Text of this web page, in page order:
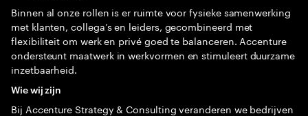
Binnen al onze rollen is er ruimte voor fysieke samenwerking
met klanten, collega’s en leiders, gecombineerd met
flexibiliteit om werk en privé goed te balanceren. Accenture
ondersteunt maatwerk in werkvormen en stimuleert duurzame
inzetbaarheid.
Wie wij zijn
Bij Accenture Strategy & Consulting veranderen we bedrijven